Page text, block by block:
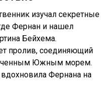
изучал секретные
Фернан и нашел
Бейхема.
пролив, соединяющий
Южным морем.
Фернана на